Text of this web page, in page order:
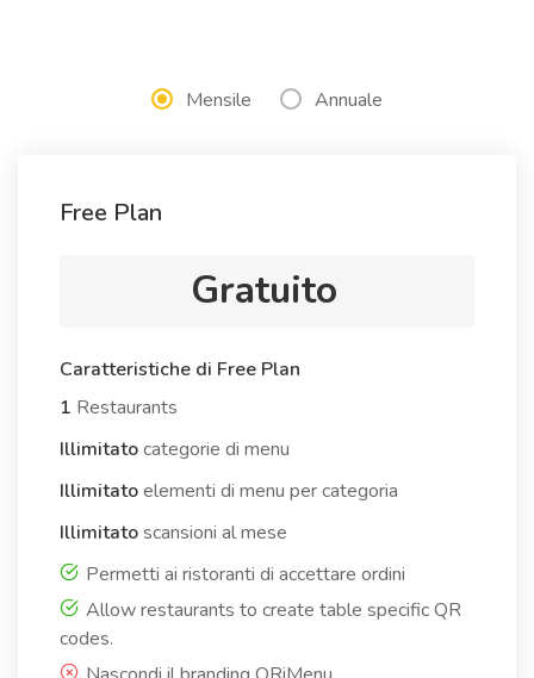
Mensile Annuale
Free Plan
Gratuito
Caratteristiche di Free Plan
1 Restaurants
Illimitatocategorie di menu
Illimitatoelementi di menu per categoria
Illimitatoscansioni al mese
Permetti ai ristoranti di accettare ordini
Allow restaurants to create table specific QR
codes.